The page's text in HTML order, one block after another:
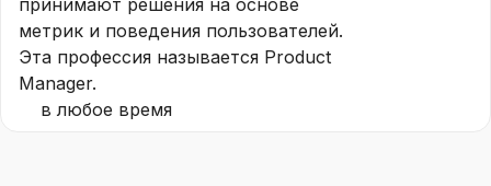
принимают решения на основе
метрик и поведения пользователей.
Эта профессия называется Product
Manager.
в любое время